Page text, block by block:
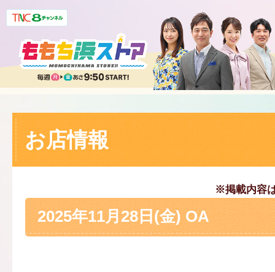
お店情報
※掲載内容
2025年11月28日(金) OA